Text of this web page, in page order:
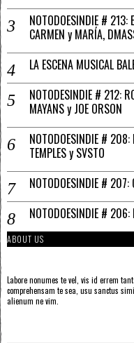
NOTODOESINDIE # 213:
CARMEN y MARÍA,
LA ESCENA MUSICAL
NOTODESINDIE # 212:
MAYANS y JOE ORSON
NOTODOESINDIE # 208:
TEMPLES y SVSTO
NOTODOESINDIE # 207:
NOTODOESINDIE # 206:
ABOUT US
Labore nonumes te vel, vis id errem
comprehensam te sea, usu sanctus
alienum ne vim.